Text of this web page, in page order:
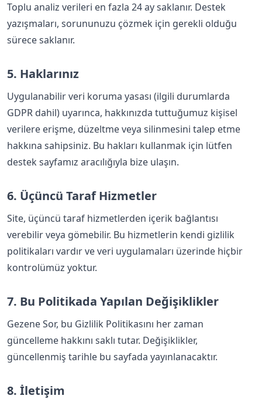
Toplu analiz verileri en fazla 24 ay saklanır. Destek
yazışmaları, sorununuzu çözmek için gerekli olduğu
sürece saklanır.
5. Haklarınız
Uygulanabilir veri koruma yasası (ilgili durumlarda
GDPR dahil) uyarınca, hakkınızda tuttuğumuz kişisel
verilere erişme, düzeltme veya silinmesini talep etme
hakkına sahipsiniz. Bu hakları kullanmak için lütfen
destek sayfamız aracılığıyla bize ulaşın.
6. Üçüncü Taraf Hizmetler
Site, üçüncü taraf hizmetlerden içerik bağlantısı
verebilir veya gömebilir. Bu hizmetlerin kendi gizlilik
politikaları vardır ve veri uygulamaları üzerinde hiçbir
kontrolümüz yoktur.
7. Bu Politikada Yapılan Değişiklikler
Gezene Sor, bu Gizlilik Politikasını her zaman
güncelleme hakkını saklı tutar. Değişiklikler,
güncellenmiş tarihle bu sayfada yayınlanacaktır.
8. İletişim